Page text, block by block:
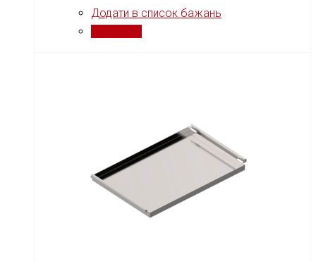
Додати в список бажань